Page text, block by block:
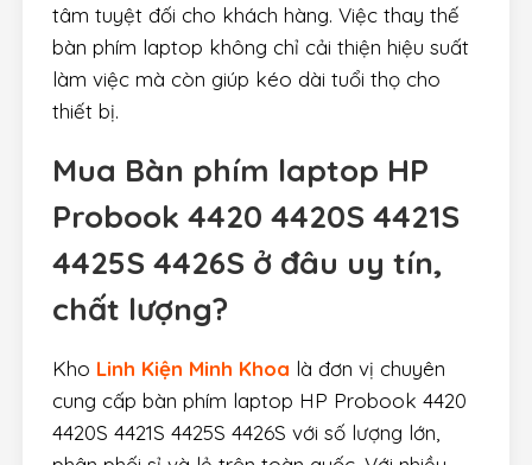
tâm tuyệt đối cho khách hàng. Việc thay thế
bàn phím laptop không chỉ cải thiện hiệu suất
làm việc mà còn giúp kéo dài tuổi thọ cho
thiết bị.
Mua Bàn phím laptop HP
Probook 4420 4420S 4421S
4425S 4426S ở đâu uy tín,
chất lượng?
Kho Linh Kiện Minh Khoa là đơn vị chuyên
cung cấp bàn phím laptop HP Probook 4420
4420S 4421S 4425S 4426S với số lượng lớn,